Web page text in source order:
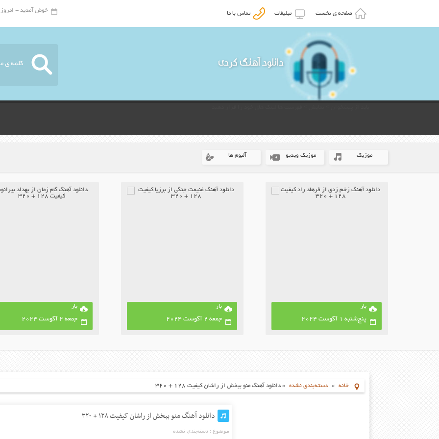
صفحه ی نخست تبلیغات تماس با ما خوش آمدید - امروز : جمعه ۱۶
دانلود آهنگ کردی
موزیک موزیک ویدیو آلبوم ها
بار
جمعه 2 آگوست 2024
بار
جمعه 2 آگوست 2024
بار
پنج‌شنبه 1 آگوست 2024
خانه » دسته‌بندی نشده » دانلود آهنگ منو ببخش از راشان کیفیت ۱۲۸ + ۳۲۰
دانلود آهنگ منو ببخش از راشان کیفیت ۱۲۸ + ۳۲۰
موضوع : دسته‌بندی نشده